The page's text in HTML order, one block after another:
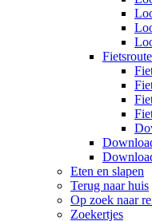
Eten en slapen
Terug naar huis
Op zoek naar
Zoekertjes